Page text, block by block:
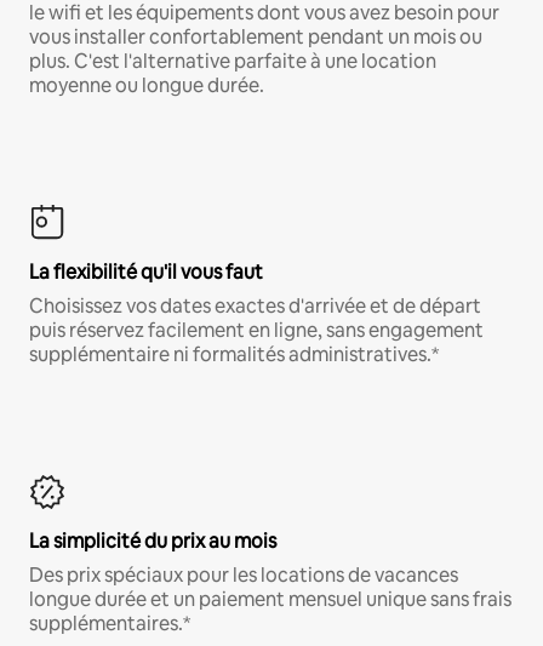
le wifi et les équipements dont vous avez besoin pour
vous installer confortablement pendant un mois ou
plus. C'est l'alternative parfaite à une location
moyenne ou longue durée.
La flexibilité qu'il vous faut
Choisissez vos dates exactes d'arrivée et de départ
puis réservez facilement en ligne, sans engagement
supplémentaire ni formalités administratives.*
La simplicité du prix au mois
Des prix spéciaux pour les locations de vacances
longue durée et un paiement mensuel unique sans frais
supplémentaires.*